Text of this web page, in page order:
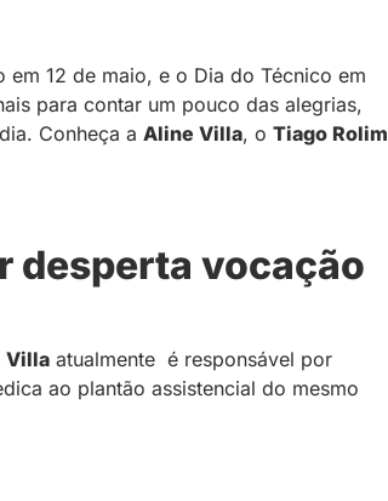
12 de maio, e o Dia do Técnico em
para contar um pouco das alegrias,
Conheça a Aline Villa, o Tiago Rolim
desperta vocação
Villa atualmente é responsável por
ao plantão assistencial do mesmo